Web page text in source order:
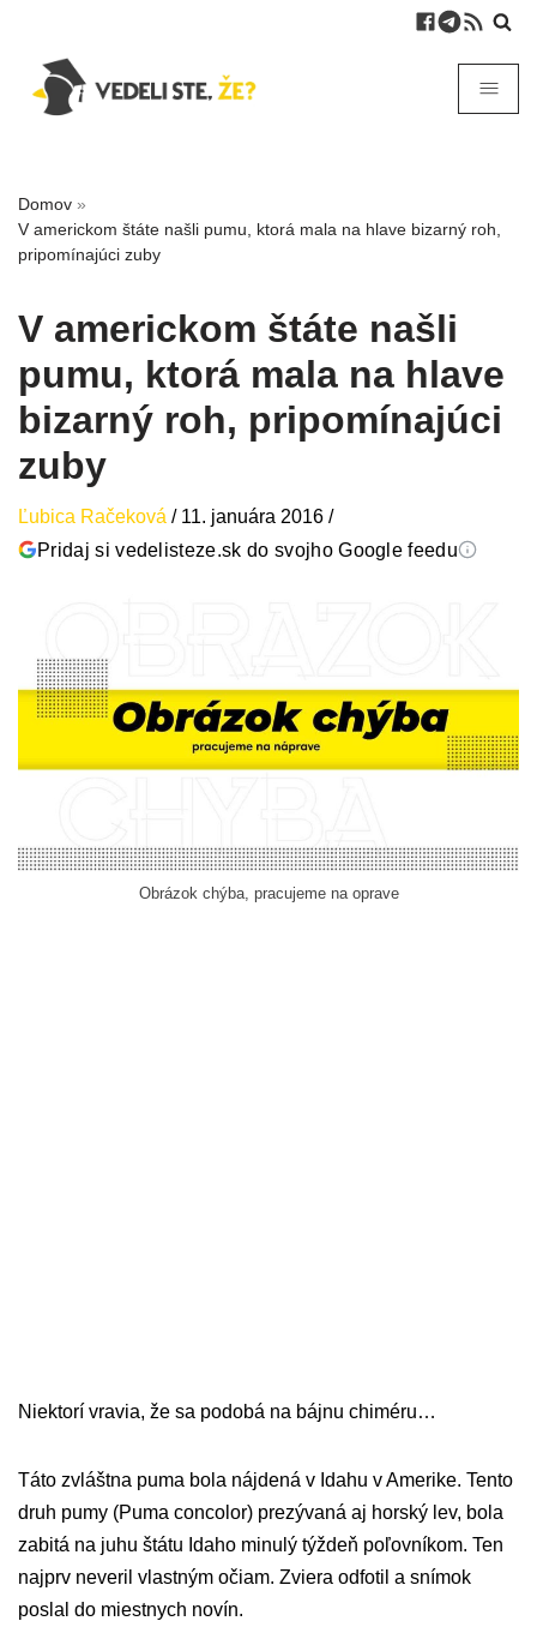
Domov »
V americkom štáte našli pumu, ktorá mala na hlave bizarný roh,
pripomínajúci zuby
V americkom štáte našli
pumu, ktorá mala na hlave
bizarný roh, pripomínajúci
zuby
Ľubica Račeková / 11. januára 2016 /
Pridaj si vedelisteze.sk do svojho Google feedu
Obrázok chýba, pracujeme na oprave
Niektorí vravia, že sa podobá na bájnu chiméru…
Táto zvláštna puma bola nájdená v Idahu v Amerike. Tento
druh pumy (Puma concolor) prezývaná aj horský lev, bola
zabitá na juhu štátu Idaho minulý týždeň poľovníkom. Ten
najprv neveril vlastným očiam. Zviera odfotil a snímok
poslal do miestnych novín.